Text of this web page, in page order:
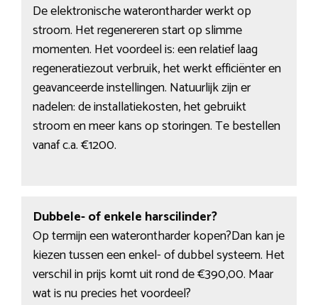
De elektronische waterontharder werkt op
stroom. Het regenereren start op slimme
momenten. Het voordeel is: een relatief laag
regeneratiezout verbruik, het werkt efficiënter en
geavanceerde instellingen. Natuurlijk zijn er
nadelen: de installatiekosten, het gebruikt
stroom en meer kans op storingen. Te bestellen
vanaf c.a. €1200.
Dubbele- of enkele harscilinder?
Op termijn een waterontharder kopen?Dan kan je
kiezen tussen een enkel- of dubbel systeem. Het
verschil in prijs komt uit rond de €390,00. Maar
wat is nu precies het voordeel?